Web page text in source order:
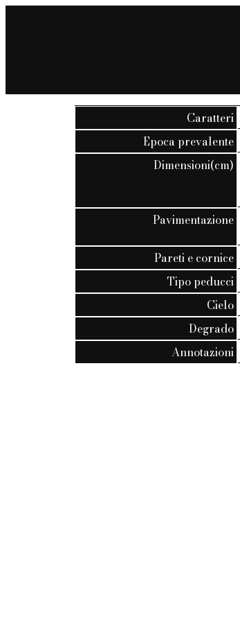
Caratteri
Epoca prevalente
Dimensioni(cm)
Pavimentazione
Pareti e cornice
Tipo peducci
Cielo
Degrado
Annotazioni